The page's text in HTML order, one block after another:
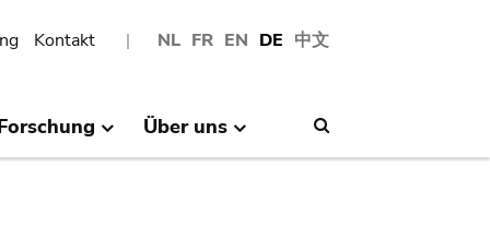
NL FR EN DE 中文
Kontakt
Über uns